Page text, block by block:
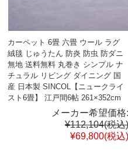
カーペット 6畳 六畳 ウール ラグ
絨毯 じゅうたん 防炎 防虫 防ダニ
無地 送料無料 丸巻き シンプル ナ
チュラル リビング ダイニング 国
産 日本製 SINCOL【ニュークライ
スト6畳】 江戸間6帖 261×352cm
メーカー希望価格:
¥112,104(税込)
¥69,800(税込)